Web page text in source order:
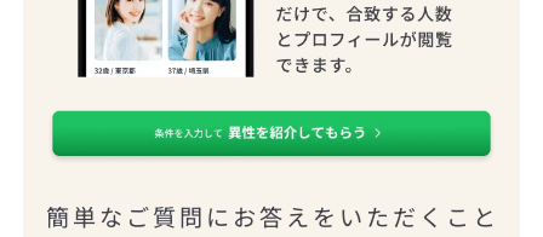
簡単なご質問にお答えをいただくこと